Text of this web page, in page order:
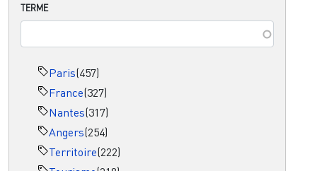
TERME
Paris(457)
France(327)
Nantes(317)
Angers(254)
Territoire(222)